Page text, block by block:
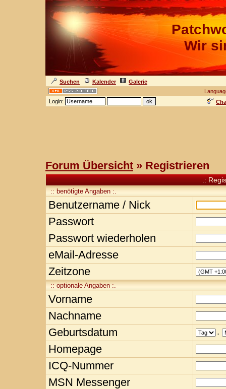
Wir
Suchen Kalender
Galerie
Login:
Forum Übersicht » Registrieren
.:
:: benötigte Angaben :.
Benutzername / Nick
Passwort
Passwort wiederholen
eMail-Adresse
Zeitzone
:: optionale Angaben :.
Vorname
Nachname
Geburtsdatum
.
Homepage
ICQ-Nummer
MSN Messenger